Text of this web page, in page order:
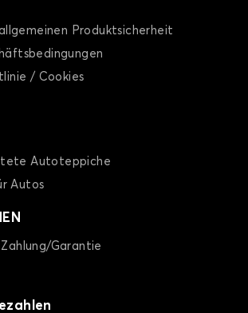
Produktsicherheit
/ Cookies
Autoteppiche
Autos
Garantie